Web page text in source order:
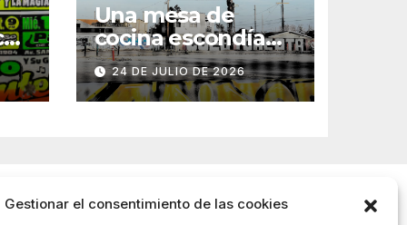
Gestionar el consentimiento de las cookies
Una mesa de
cocina escondía
un tesoro familiar
de 300 años
24 DE JULIO DE 2026